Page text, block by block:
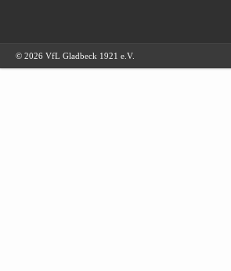
© 2026 VfL Gladbeck 1921 e.V.